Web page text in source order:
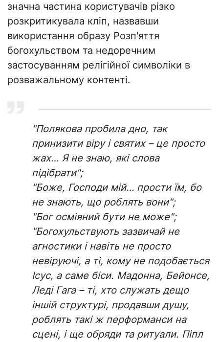
значна частина користувачів різко
розкритикувала кліп, назвавши
використання образу Розп'яття
богохульством та недоречним
застосуванням релігійної символіки в
розважальному контенті.
"Полякова пробила дно, так
принизити віру і святих – це просто
жах… Я не знаю, які слова
підібрати";
"Боже, Господи мій… прости їм, бо
не знають, що роблять вони";
"Бог осміяний бути не може";
"Богохульствують зазвичай не
агностики і навіть не просто
невіруючі, а ті, кому не подобається
Ісус, а саме біси. Мадонна, Бейонсе,
Леді Гага – ті, хто служать дещо
іншій структурі, продавши душу,
роблять такі ж перформанси на
сцені, і ще обряди та ритуали. Піпл